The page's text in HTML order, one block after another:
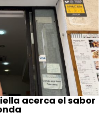
acerca el sabor